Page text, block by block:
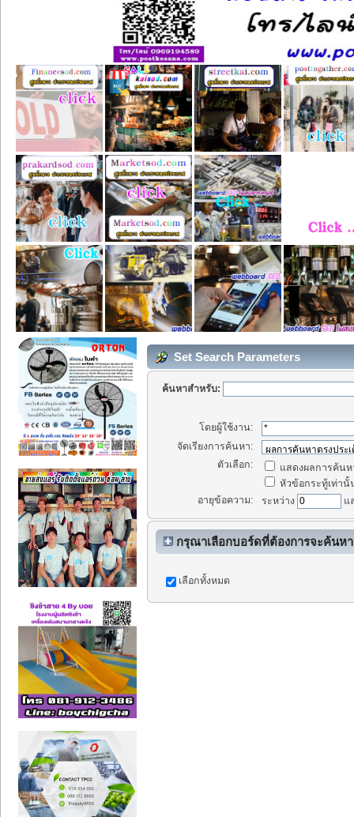
Set Search Parameters
ค้นหาสำหรับ:
โดยผู้ใช้งาน:
จัดเรียงการค้นหา:
ตัวเลือก:
แสดงผลการค้น
หัวข้อกระทู้เท่านั้
อายุข้อความ:
ระหว่าง แ
กรุณาเลือกบอร์ดที่ต้องการจะค้นห
เลือกทั้งหมด